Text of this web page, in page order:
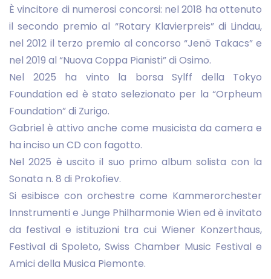
È vincitore di numerosi concorsi: nel 2018 ha ottenuto
il secondo premio al “Rotary Klavierpreis” di Lindau,
nel 2012 il terzo premio al concorso “Jenö Takacs” e
nel 2019 al “Nuova Coppa Pianisti” di Osimo.
Nel 2025 ha vinto la borsa Sylff della Tokyo
Foundation ed è stato selezionato per la “Orpheum
Foundation” di Zurigo.
Gabriel è attivo anche come musicista da camera e
ha inciso un CD con fagotto.
Nel 2025 è uscito il suo primo album solista con la
Sonata n. 8 di Prokofiev.
Si esibisce con orchestre come Kammerorchester
Innstrumenti e Junge Philharmonie Wien ed è invitato
da festival e istituzioni tra cui Wiener Konzerthaus,
Festival di Spoleto, Swiss Chamber Music Festival e
Amici della Musica Piemonte.